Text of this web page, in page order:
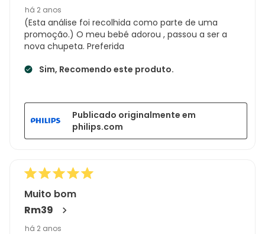
há 2 anos
(Esta análise foi recolhida como parte de uma
promoção.) O meu bebé adorou , passou a ser a
nova chupeta. Preferida
Sim, Recomendo este produto.
Publicado originalmente em
philips.com
Muito bom
Rm39
há 2 anos